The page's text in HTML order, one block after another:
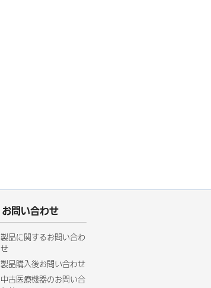
お問い合わせ
製品に関するお問い合わ
せ
製品購入後お問い合わせ
中古医療機器のお問い合